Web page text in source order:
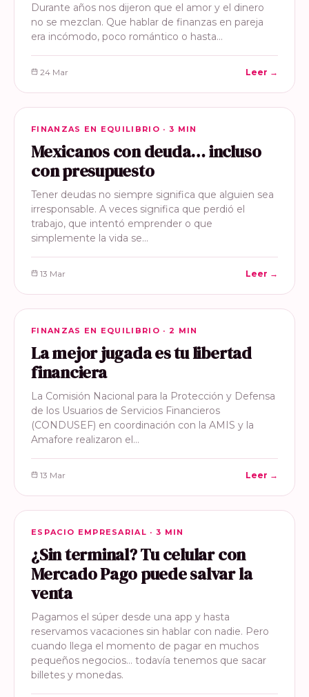
Durante años nos dijeron que el amor y el dinero
no se mezclan. Que hablar de finanzas en pareja
era incómodo, poco romántico o hasta…
24 Mar Leer →
FINANZAS EN EQUILIBRIO
FINANZAS EN EQUILIBRIO · 3 MIN
Mexicanos con deuda… incluso
con presupuesto
Tener deudas no siempre significa que alguien sea
irresponsable. A veces significa que perdió el
trabajo, que intentó emprender o que
simplemente la vida se…
13 Mar Leer →
FINANZAS EN EQUILIBRIO
FINANZAS EN EQUILIBRIO · 2 MIN
La mejor jugada es tu libertad
financiera
La Comisión Nacional para la Protección y Defensa
de los Usuarios de Servicios Financieros
(CONDUSEF) en coordinación con la AMIS y la
Amafore realizaron el…
13 Mar Leer →
ESPACIO EMPRESARIAL
ESPACIO EMPRESARIAL · 3 MIN
¿Sin terminal? Tu celular con
Mercado Pago puede salvar la
venta
Pagamos el súper desde una app y hasta
reservamos vacaciones sin hablar con nadie. Pero
cuando llega el momento de pagar en muchos
pequeños negocios… todavía tenemos que sacar
billetes y monedas.